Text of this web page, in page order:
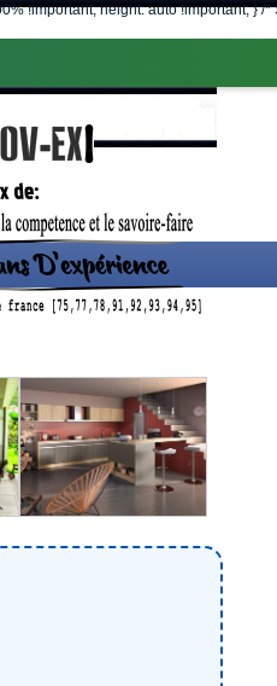
!important; height: auto !important; } /